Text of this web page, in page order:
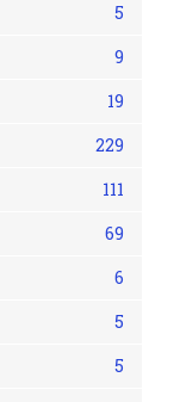
5
9
19
229
111
69
6
5
5